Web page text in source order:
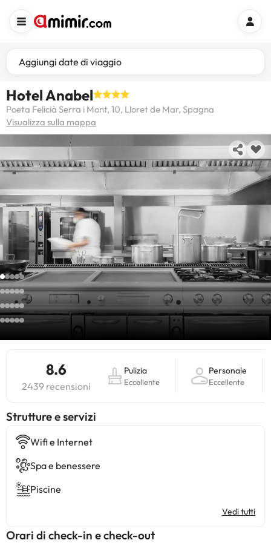
Aggiungi date di viaggio
Hotel Anabel
Poeta Felicià Serra i Mont, 10, Lloret de Mar, Spagna
Visualizza sulla mappa
8.6
2439 recensioni
Pulizia
Eccellente
Personale
Eccellente
​Strutture e servizi
Wifi e Internet
Spa e benessere
Piscine
Vedi tutti
Orari di check-in e check-out